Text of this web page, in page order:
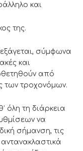
και
της.
σύμφωνα
και
από
των τροχονόμων.
όλη τη διάρκεια
να
σήμανση, τις